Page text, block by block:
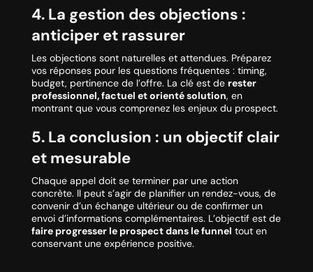
4. La gestion des objections :
anticiper et rassurer
Les objections sont naturelles et attendues. Préparez
vos réponses pour les questions fréquentes : timing,
budget, pertinence de l’offre. La clé est de rester
professionnel, factuel et orienté solution, en
montrant que vous comprenez les enjeux du prospect.
5. La conclusion : un objectif clair
et mesurable
Chaque appel doit se terminer par une action
concrète. Il peut s’agir de planifier un rendez-vous, de
convenir d’un échange ultérieur ou de confirmer un
envoi d’informations complémentaires. L’objectif est de
faire progresser le prospect dans le funnel tout en
conservant une expérience positive.